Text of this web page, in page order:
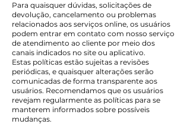
Para quaisquer dúvidas, solicitações de
devolução, cancelamento ou problemas
relacionados aos serviços online, os usuários
podem entrar em contato com nosso serviço
de atendimento ao cliente por meio dos
canais indicados no site ou aplicativo.
Estas políticas estão sujeitas a revisões
periódicas, e quaisquer alterações serão
comunicadas de forma transparente aos
usuários. Recomendamos que os usuários
revejam regularmente as políticas para se
manterem informados sobre possíveis
mudanças.